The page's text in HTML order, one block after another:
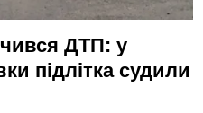
ДТП: у
підлітка судили